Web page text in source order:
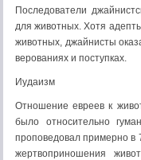
Последователи
для животных. Хотя
животных, джайнисты
верованиях и поступках.
Иудаизм
Отношение евреев к
было относительно
проповедовал примерно в
жертвоприношения